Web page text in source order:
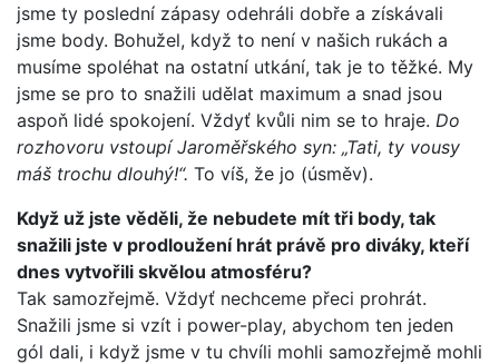
jsme ty poslední zápasy odehráli dobře a získávali
jsme body. Bohužel, když to není v našich rukách a
musíme spoléhat na ostatní utkání, tak je to těžké. My
jsme se pro to snažili udělat maximum a snad jsou
aspoň lidé spokojení. Vždyť kvůli nim se to hraje. Do
rozhovoru vstoupí Jaroměřského syn: „Tati, ty vousy
máš trochu dlouhý!“. To víš, že jo (úsměv).
Když už jste věděli, že nebudete mít tři body, tak
snažili jste v prodloužení hrát právě pro diváky, kteří
dnes vytvořili skvělou atmosféru?
Tak samozřejmě. Vždyť nechceme přeci prohrát.
Snažili jsme si vzít i power-play, abychom ten jeden
gól dali, i když jsme v tu chvíli mohli samozřejmě mohli